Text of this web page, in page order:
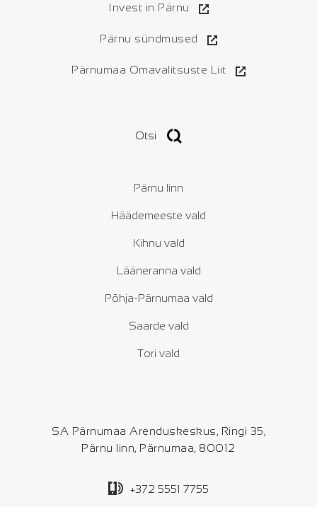
Invest in Pärnu
Pärnu sündmused
Pärnumaa Omavalitsuste Liit
Otsi
Pärnu linn
Häädemeeste vald
Kihnu vald
Lääneranna vald
Põhja-Pärnumaa vald
Saarde vald
Tori vald
SA Pärnumaa Arenduskeskus, Ringi 35,
Pärnu linn, Pärnumaa, 80012
+372 5551 7755